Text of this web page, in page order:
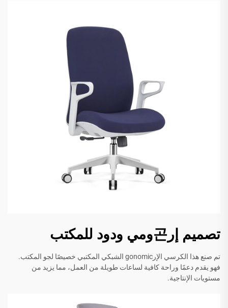
تصميم إر곤ومي ودود للمكتب
تم صنع هذا الكرسي الإرgonomic الشبكي المكتبي خصيصًا لجو المكتب.
فهو يقدم دعمًا وراحة كافية لساعات طويلة من العمل، مما يزيد من
مستويات الإنتاجية.